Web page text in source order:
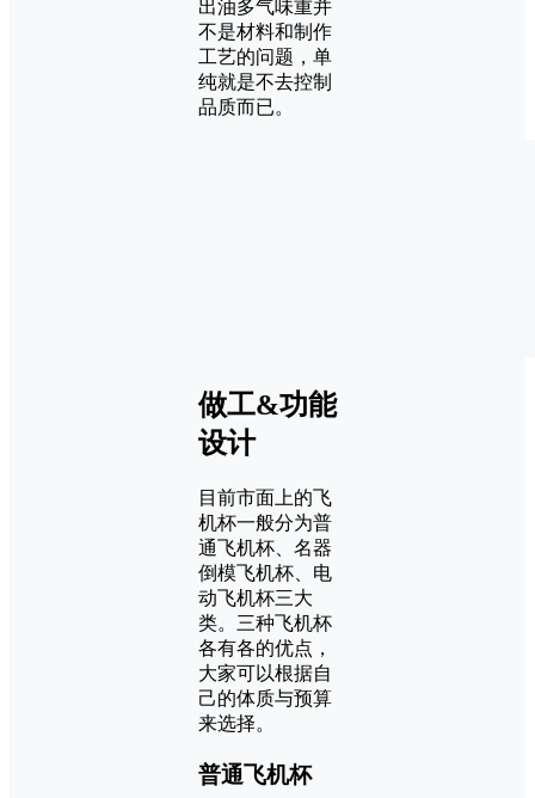
出油多气味重并
不是材料和制作
工艺的问题，单
纯就是不去控制
品质而已。
做工&功能
设计
目前市面上的飞
机杯一般分为普
通飞机杯、名器
倒模飞机杯、电
动飞机杯三大
类。三种飞机杯
各有各的优点，
大家可以根据自
己的体质与预算
来选择。
普通飞机杯